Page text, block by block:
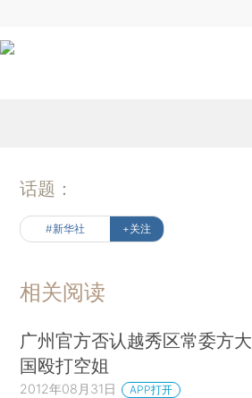
话题：
#新华社 +关注
相关阅读
广州官方否认越秀区常委方大
国殴打空姐
2012年08月31日 APP打开